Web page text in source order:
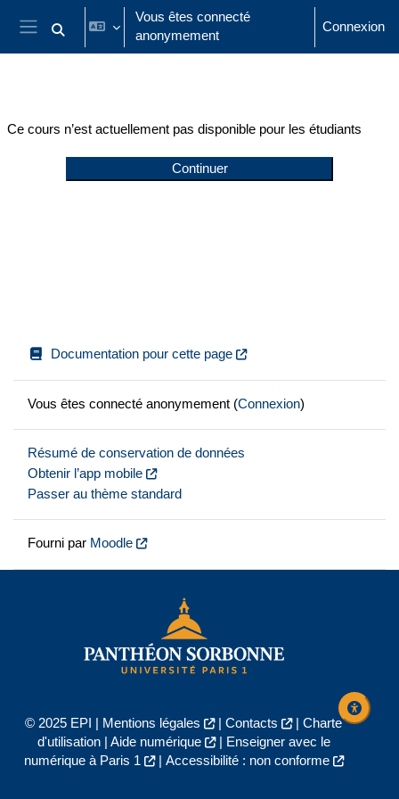
Passer au contenu principal
Panneau latéral
Activer/désactiver la saisie de recherche
Vous êtes connecté
anonymement
Connexion
Ce cours n’est actuellement pas disponible pour les étudiants
Continuer
Documentation pour cette page
Vous êtes connecté anonymement (Connexion)
Résumé de conservation de données
Obtenir l’app mobile
Passer au thème standard
Fourni par Moodle
© 2025 EPI | Mentions légales | Contacts | Charte
d'utilisation| Aide numérique |
Enseigner avec le
numérique à Paris 1
| Accessibilité : non conforme